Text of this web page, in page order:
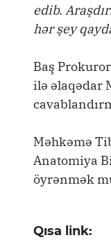
edib.
hər şey
Baş
ilə əlaqədar
Məhkəmə
Anatomiya
öyrənmək
Qısa link: